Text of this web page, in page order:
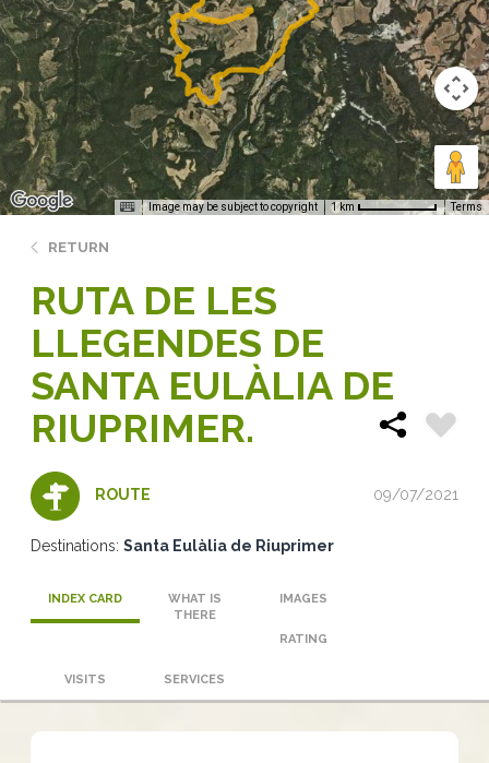
Image may be subject to copyright 1 km Terms
RETURN
RUTA DE LES
LLEGENDES DE
SANTA EULÀLIA DE
RIUPRIMER.
ROUTE 09/07/2021
Destinations: Santa Eulàlia de Riuprimer
INDEX CARD
WHAT IS
THERE
IMAGES
RATING
VISITS SERVICES